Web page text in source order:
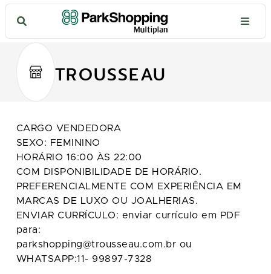
TROUSSEAU
CARGO VENDEDORA
SEXO: FEMININO
HORÁRIO 16:00 ÀS 22:00
COM DISPONIBILIDADE DE HORÁRIO.
PREFERENCIALMENTE COM EXPERIÊNCIA EM
MARCAS DE LUXO OU JOALHERIAS.
ENVIAR CURRÍCULO: enviar currículo em PDF
para:
parkshopping@trousseau.com.br ou
WHATSAPP:11- 99897-7328